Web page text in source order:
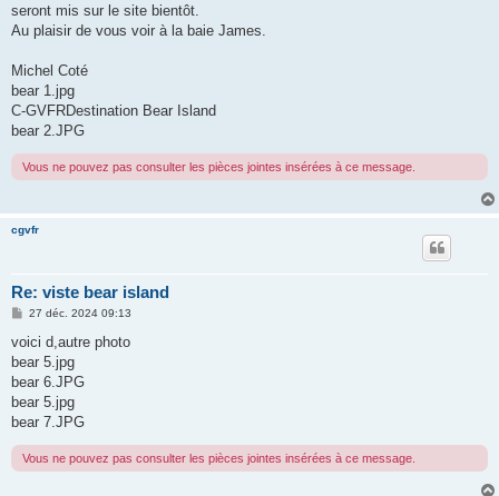
seront mis sur le site bientôt.
Au plaisir de vous voir à la baie James.
Michel Coté
bear 1.jpg
C-GVFRDestination Bear Island
bear 2.JPG
Vous ne pouvez pas consulter les pièces jointes insérées à ce message.
cgvfr
Re: viste bear island
M
s
a
g
27 déc. 2024 09:13
voici d,autre photo
bear 5.jpg
bear 6.JPG
bear 5.jpg
bear 7.JPG
Vous ne pouvez pas consulter les pièces jointes insérées à ce message.